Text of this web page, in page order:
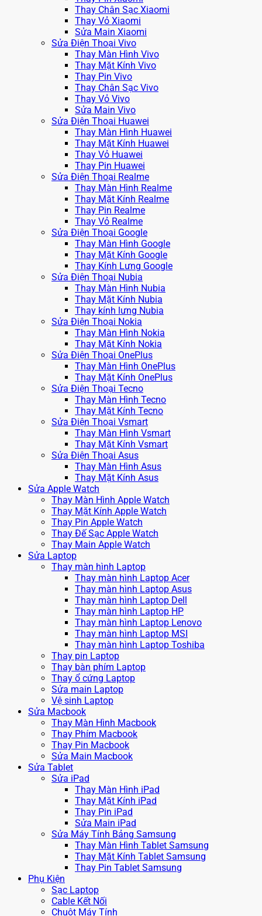
Thay Chân Sạc Xiaomi
Thay Vỏ Xiaomi
Sửa Main Xiaomi
Sửa Điện Thoại Vivo
Thay Màn Hình Vivo
Thay Mặt Kính Vivo
Thay Pin Vivo
Thay Chân Sạc Vivo
Thay Vỏ Vivo
Sửa Main Vivo
Sửa Điện Thoại Huawei
Thay Màn Hình Huawei
Thay Mặt Kính Huawei
Thay Vỏ Huawei
Thay Pin Huawei
Sửa Điện Thoại Realme
Thay Màn Hình Realme
Thay Mặt Kính Realme
Thay Pin Realme
Thay Vỏ Realme
Sửa Điện Thoại Google
Thay Màn Hình Google
Thay Mặt Kính Google
Thay Kính Lưng Google
Sửa Điện Thoại Nubia
Thay Màn Hình Nubia
Thay Mặt Kính Nubia
Thay kính lưng Nubia
Sửa Điện Thoại Nokia
Thay Màn Hình Nokia
Thay Mặt Kính Nokia
Sửa Điện Thoại OnePlus
Thay Màn Hình OnePlus
Thay Mặt Kính OnePlus
Sửa Điện Thoại Tecno
Thay Màn Hình Tecno
Thay Mặt Kính Tecno
Sửa Điện Thoại Vsmart
Thay Màn Hình Vsmart
Thay Mặt Kính Vsmart
Sửa Điện Thoại Asus
Thay Màn Hình Asus
Thay Mặt Kính Asus
Sửa Apple Watch
Thay Màn Hình Apple Watch
Thay Mặt Kính Apple Watch
Thay Pin Apple Watch
Thay Đế Sạc Apple Watch
Thay Main Apple Watch
Sửa Laptop
Thay màn hình Laptop
Thay màn hình Laptop Acer
Thay màn hình Laptop Asus
Thay màn hình Laptop Dell
Thay màn hình Laptop HP
Thay màn hình Laptop Lenovo
Thay màn hình Laptop MSI
Thay màn hình Laptop Toshiba
Thay pin Laptop
Thay bàn phím Laptop
Thay ổ cứng Laptop
Sửa main Laptop
Vệ sinh Laptop
Sửa Macbook
Thay Màn Hình Macbook
Thay Phím Macbook
Thay Pin Macbook
Sửa Main Macbook
Sửa Tablet
Sửa iPad
Thay Màn Hình iPad
Thay Mặt Kính iPad
Thay Pin iPad
Sửa Main iPad
Sửa Máy Tính Bảng Samsung
Thay Màn Hình Tablet Samsung
Thay Mặt Kính Tablet Samsung
Thay Pin Tablet Samsung
Phụ Kiện
Sạc Laptop
Cable Kết Nối
Chuột Máy Tính